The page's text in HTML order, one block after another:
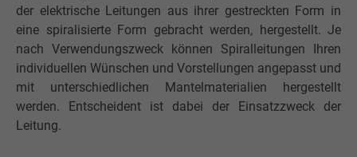
der elektrische Leitungen aus ihrer gestreckten Form in
eine spiralisierte Form gebracht werden, hergestellt. Je
nach Verwendungszweck können Spiralleitungen Ihren
individuellen Wünschen und Vorstellungen angepasst und
mit unterschiedlichen Mantelmaterialien hergestellt
werden. Entscheident ist dabei der Einsatzzweck der
Leitung.